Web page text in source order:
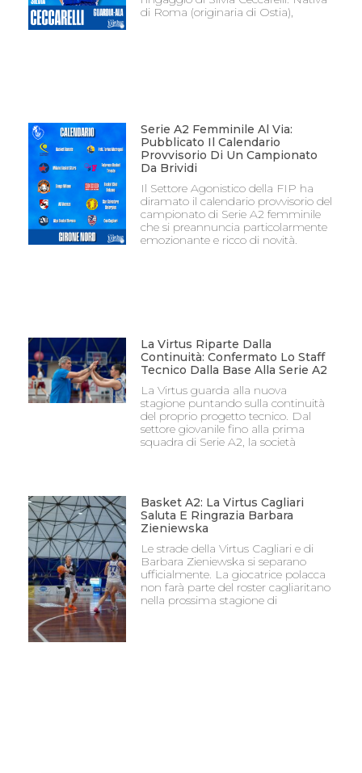
di Roma (originaria di Ostia),
Serie A2 Femminile Al Via:
Pubblicato Il Calendario
Provvisorio Di Un Campionato
Da Brividi
Il Settore Agonistico della FIP ha
diramato il calendario provvisorio del
campionato di Serie A2 femminile
che si preannuncia particolarmente
emozionante e ricco di novità.
La Virtus Riparte Dalla
Continuità: Confermato Lo Staff
Tecnico Dalla Base Alla Serie A2
La Virtus guarda alla nuova
stagione puntando sulla continuità
del proprio progetto tecnico. Dal
settore giovanile fino alla prima
squadra di Serie A2, la società
Basket A2: La Virtus Cagliari
Saluta E Ringrazia Barbara
Zieniewska
Le strade della Virtus Cagliari e di
Barbara Zieniewska si separano
ufficialmente. La giocatrice polacca
non farà parte del roster cagliaritano
nella prossima stagione di